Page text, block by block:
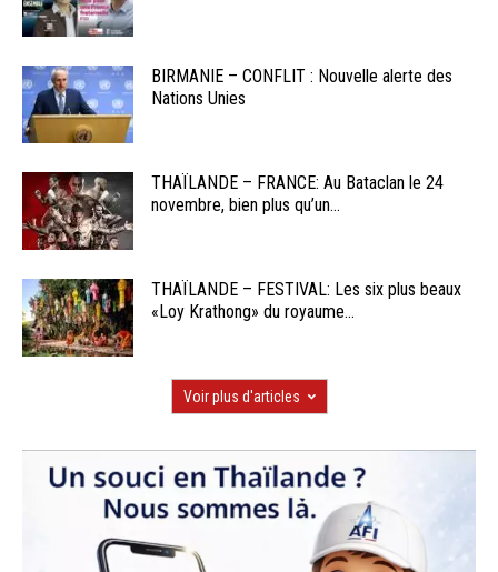
BIRMANIE – CONFLIT : Nouvelle alerte des
Nations Unies
THAÏLANDE – FRANCE: Au Bataclan le 24
novembre, bien plus qu’un...
THAÏLANDE – FESTIVAL: Les six plus beaux
«Loy Krathong» du royaume...
Voir plus d'articles